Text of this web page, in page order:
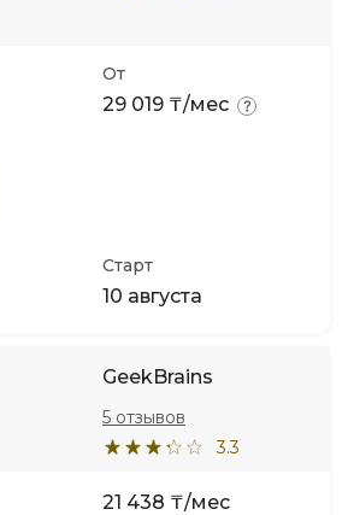
От
29 019 ₸/мес
Старт
10 августа
GeekBrains
3.3
5 отзывов
21 438 ₸/мес